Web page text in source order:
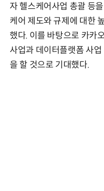
자 헬스케어사업 총괄 등
케어 제도와 규제에 대한
했다. 이를 바탕으로 카카
사업과 데이터플랫폼 사
을 할 것으로 기대했다.